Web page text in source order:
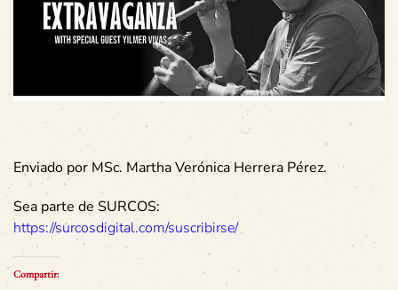
Enviado por MSc. Martha Verónica Herrera Pérez.
Sea parte de SURCOS:
https://surcosdigital.com/suscribirse/
Compartir: